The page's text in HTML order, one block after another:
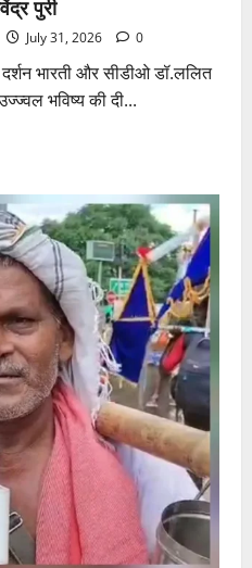
पुरी
July 31, 2026 0
भारती और सीडीओ डॉ.ललित
भविष्य की दी...